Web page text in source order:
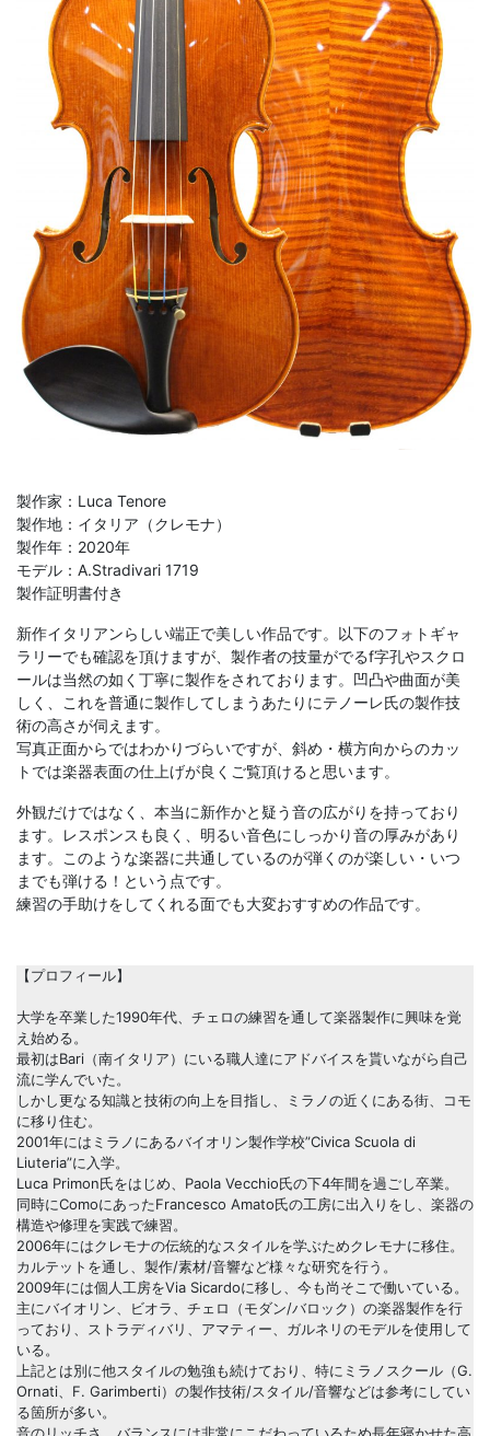
製作家：Luca Tenore
製作地：イタリア（クレモナ）
製作年：2020年
モデル：A.Stradivari 1719
製作証明書付き
新作イタリアンらしい端正で美しい作品です。以下のフォトギャ
ラリーでも確認を頂けますが、製作者の技量がでるf字孔やスクロ
ールは当然の如く丁寧に製作をされております。凹凸や曲面が美
しく、これを普通に製作してしまうあたりにテノーレ氏の製作技
術の高さが伺えます。
写真正面からではわかりづらいですが、斜め・横方向からのカッ
トでは楽器表面の仕上げが良くご覧頂けると思います。
外観だけではなく、本当に新作かと疑う音の広がりを持っており
ます。レスポンスも良く、明るい音色にしっかり音の厚みがあり
ます。このような楽器に共通しているのが弾くのが楽しい・いつ
までも弾ける！という点です。
練習の手助けをしてくれる面でも大変おすすめの作品です。
【プロフィール】
大学を卒業した1990年代、チェロの練習を通して楽器製作に興味を覚
え始める。
最初はBari（南イタリア）にいる職人達にアドバイスを貰いながら自己
流に学んでいた。
しかし更なる知識と技術の向上を目指し、ミラノの近くにある街、コモ
に移り住む。
2001年にはミラノにあるバイオリン製作学校”Civica Scuola di
Liuteria”に入学。
Luca Primon氏をはじめ、Paola Vecchio氏の下4年間を過ごし卒業。
同時にComoにあったFrancesco Amato氏の工房に出入りをし、楽器の
構造や修理を実践で練習。
2006年にはクレモナの伝統的なスタイルを学ぶためクレモナに移住。
カルテットを通し、製作/素材/音響など様々な研究を行う。
2009年には個人工房をVia Sicardoに移し、今も尚そこで働いている。
主にバイオリン、ビオラ、チェロ（モダン/バロック）の楽器製作を行
っており、ストラディバリ、アマティー、ガルネリのモデルを使用して
いる。
上記とは別に他スタイルの勉強も続けており、特にミラノスクール（G.
Ornati、F. Garimberti）の製作技術/スタイル/音響などは参考にしてい
る箇所が多い。